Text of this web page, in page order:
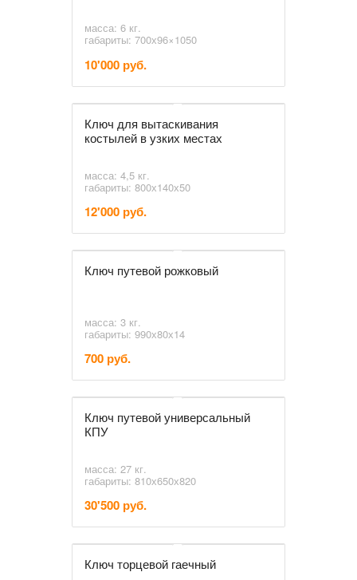
масса: 6 кг.
габариты: 700х96×1050
10'000 руб.
Ключ для вытаскивания
костылей в узких местах
масса: 4,5 кг.
габариты: 800х140х50
12'000 руб.
Ключ путевой рожковый
масса: 3 кг.
габариты: 990х80х14
700 руб.
Ключ путевой универсальный
КПУ
масса: 27 кг.
габариты: 810х650х820
30'500 руб.
Ключ торцевой гаечный